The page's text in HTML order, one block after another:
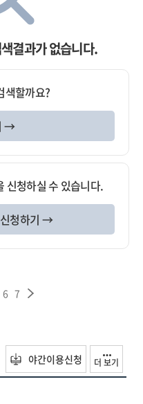
결과가 없습니다.
색할까요?
→
신청하실 수 있습니다.
청하기 →
6 7
야간이용신청 더 보기